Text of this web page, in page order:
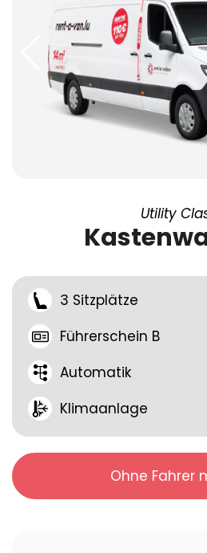
Utility
3 Sitzplätze
Führerschein B
Automatik
Klimaanlage
Ohne Fahrer